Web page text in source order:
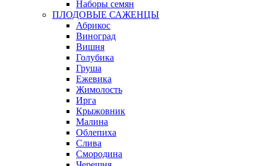
Наборы семян
ПЛОДОВЫЕ САЖЕНЦЫ
Абрикос
Виноград
Вишня
Голубика
Груша
Ежевика
Жимолость
Ирга
Крыжовник
Малина
Облепиха
Слива
Смородина